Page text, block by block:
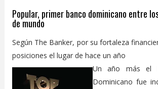
Popular, primer banco dominicano entre
de mundo
Según The Banker, por su fortaleza
posiciones el lugar de hace un año
Un año más el
Dominicano fue